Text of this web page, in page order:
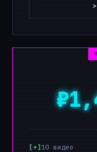
10 видео